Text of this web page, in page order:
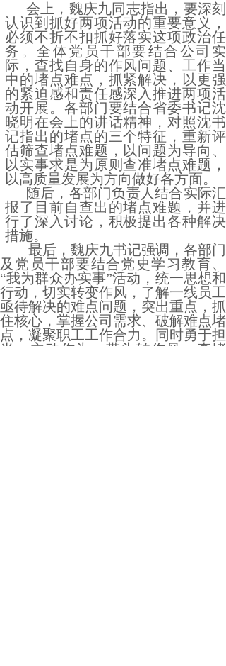
会上，魏庆九同志指出，要深刻
认识到抓好两项活动的重要意义，
必须不折不扣抓好落实这项政治任
务。全体党员干部要结合公司实
际，查找自身的作风问题、工作当
中的堵点难点，抓紧解决，以更强
的紧迫感和责任感深入推进两项活
动开展。各部门要结合省委书记沈
晓明在会上的讲话精神，对照沈书
记指出的堵点的三个特征，重新评
估筛查堵点难题，以问题为导向、
以实事求是为原则查准堵点难题，
以高质量发展为方向做好各方面。
随后，各部门负责人结合实际汇
报了目前自查出的堵点难题，并进
行了深入讨论，积极提出各种解决
措施。
最后，魏庆九书记强调，各部门
及党员干部要结合党史学习教育、
“我为群众办实事”活动，统一思想和
行动，切实转变作风，了解一线员工
亟待解决的难点问题，突出重点，抓
住核心，掌握公司需求、破解难点堵
点，凝聚职工工作合力。同时勇于担
当、主动作为，带头转作风、查堵